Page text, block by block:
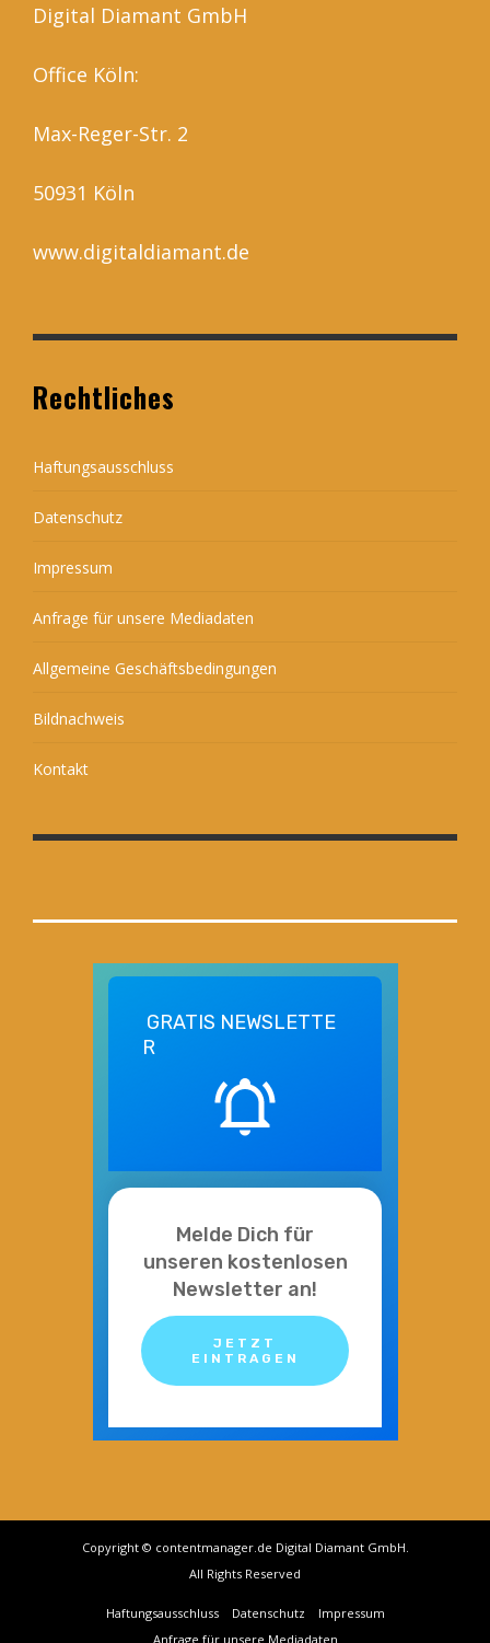
Digital Diamant GmbH
Office Köln:
Max-Reger-Str. 2
50931 Köln
www.digitaldiamant.de
Rechtliches
Haftungsausschluss
Datenschutz
Impressum
Anfrage für unsere Mediadaten
Allgemeine Geschäftsbedingungen
Bildnachweis
Kontakt
GRATIS NEWSLETTE
R
Melde Dich für
unseren kostenlosen
Newsletter an!
JETZT
EINTRAGEN
Copyright © contentmanager.de Digital Diamant GmbH.
All Rights Reserved
Haftungsausschluss Datenschutz
Impressum
Anfrage für unsere Mediadaten